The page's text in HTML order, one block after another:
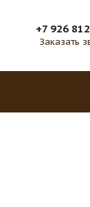
+7 926
Заказать